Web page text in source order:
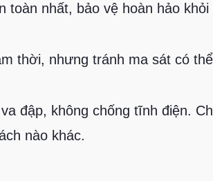
toàn nhất, bảo vệ hoàn hảo khỏi
thời, nhưng tránh ma sát có
đập, không chống tĩnh điện.
nào khác.